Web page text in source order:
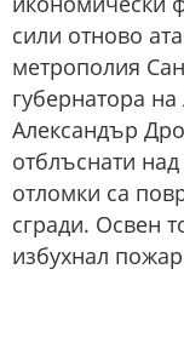
сили отново
метрополия
губернатора
Александър
отблъснати
отломки са
сгради. Освен
избухнал